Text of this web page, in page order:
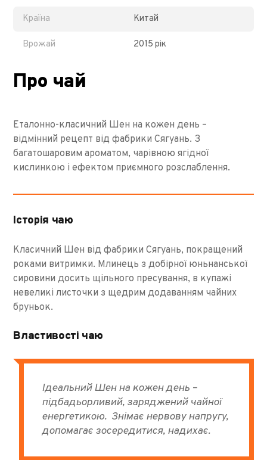
Країна Китай
Врожай 2015 рік
Про чай
Еталонно-класичний Шен на кожен день –
відмінний рецепт від фабрики Сягуань. З
багатошаровим ароматом, чарівною ягідної
кислинкою і ефектом приємного розслаблення.
Історія чаю
Класичний Шен від фабрики Сягуань, покращений
роками витримки. Млинець з добірної юньнанської
сировини досить щільного пресування, в купажі
невеликі листочки з щедрим додаванням чайних
бруньок.
Властивості чаю
Ідеальний Шен на кожен день –
підбадьорливий, заряджений чайної
енергетикою. Знімає нервову напругу,
допомагає зосередитися, надихає.